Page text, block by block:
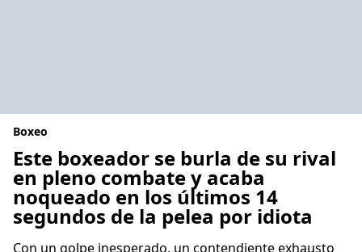
Boxeo
Este boxeador se burla de su rival
en pleno combate y acaba
noqueado en los últimos 14
segundos de la pelea por idiota
Con un golpe inesperado, un contendiente exhausto